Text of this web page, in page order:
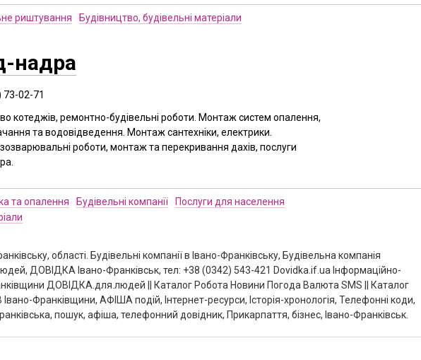
риштування Будівництво, будівельні матеріали
надра
73-02-71
котеджів, ремонтно-будівельні роботи. Монтаж систем опалення,
та водовідведення. Монтаж сантехніки, електрики.
роботи, монтаж та перекривання дахів, послуги
та опалення Будівельні компанії
Послуги для населення
області. Будівельні компанії в Івано-Франківську, Будівельна компанія
ДОВІДКА Івано-Франківськ, тел: +38 (0342) 543-421 Dovidka.if.ua Інформаційно-
ДОВІДКА.для.людей || Каталог Робота Новини Погода Валюта SMS || Каталог
Франківщини, АФІША подій, Інтернет-ресурси, Історія-хронологія, Телефонні коди,
пошук, афіша, телефонний довідник, Прикарпаття, бізнес, Івано-Франківськ.